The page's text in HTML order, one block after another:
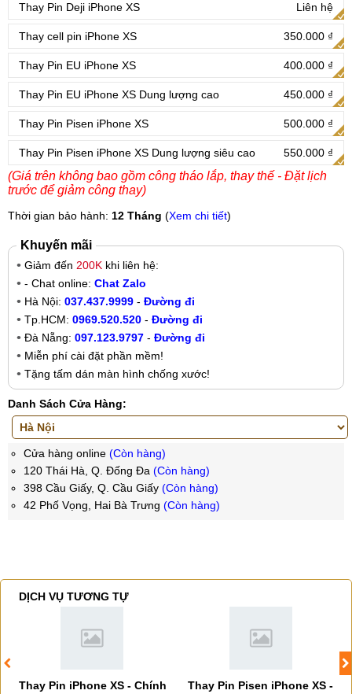
Thay Pin Deji iPhone XS Liên hệ
Thay cell pin iPhone XS 350.000 ₫
Thay Pin EU iPhone XS 400.000 ₫
Thay Pin EU iPhone XS Dung lượng cao 450.000 ₫
Thay Pin Pisen iPhone XS 500.000 ₫
Thay Pin Pisen iPhone XS Dung lượng siêu cao 550.000 ₫
(Giá trên không bao gồm công tháo lắp, thay thế - Đặt lịch
trước để giảm công thay)
Thời gian bảo hành: 12 Tháng (Xem chi tiết)
Khuyến mãi
Giảm đến 200K khi liên hệ:
- Chat online: Chat Zalo
Hà Nội: 037.437.9999 - Đường đi
Tp.HCM: 0969.520.520 - Đường đi
Đà Nẵng: 097.123.9797 - Đường đi
Miễn phí cài đặt phần mềm!
Tặng tấm dán màn hình chống xước!
Danh Sách Cửa Hàng:
Cửa hàng online (Còn hàng)
120 Thái Hà, Q. Đống Đa (Còn hàng)
398 Cầu Giấy, Q. Cầu Giấy (Còn hàng)
42 Phố Vọng, Hai Bà Trưng (Còn hàng)
DỊCH VỤ TƯƠNG TỰ
Thay Pin iPhone XS - Chính
Thay Pin Pisen iPhone XS -